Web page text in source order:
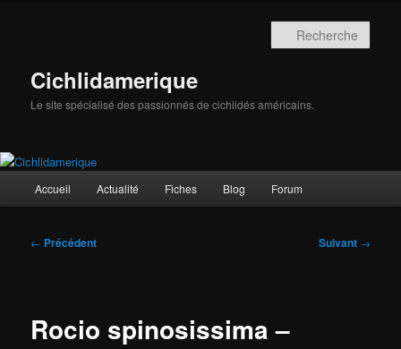
Cichlidamerique
Le site spécialisé des passionnés de cichlidés américains.
principal
Accueil Actualité Fiches Blog Forum
Navigation
← Précédent Suivant →
Rocio spinosissima –